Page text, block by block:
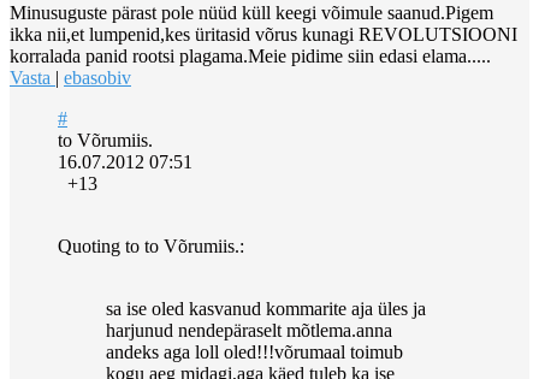
Minusuguste pärast pole nüüd küll keegi võimule saanud.Pigem
ikka nii,et lumpenid,kes üritasid võrus kunagi REVOLUTSIOONI
korralada panid rootsi plagama.Meie pidime siin edasi elama.....
Vasta | ebasobiv
#
to Võrumiis.
16.07.2012 07:51
+13
Quoting to to Võrumiis.:
sa ise oled kasvanud kommarite aja üles ja
harjunud nendepäraselt mõtlema.anna
andeks aga loll oled!!!võrumaal toimub
kogu aeg midagi,aga käed tuleb ka ise